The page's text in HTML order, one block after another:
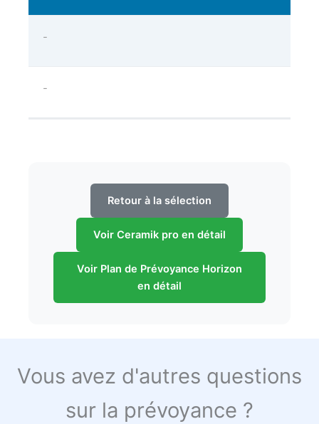
-
-
Retour à la sélection
Voir Ceramik pro en détail
Voir Plan de Prévoyance Horizon
en détail
Vous avez d'autres questions
sur la prévoyance ?